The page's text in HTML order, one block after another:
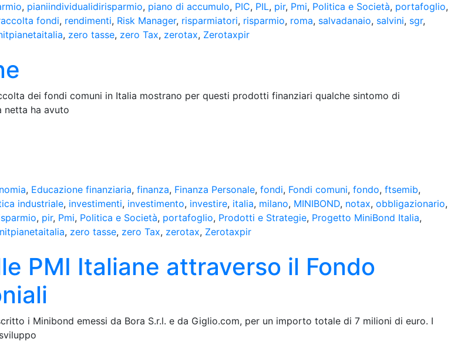
, pianiindividualidirisparmio, piano di accumulo, PIC, PIL, pir, Pmi, Politica e Società, portafoglio,
fondi, rendimenti, Risk Manager, risparmiatori, risparmio, roma, salvadanaio, salvini, sgr,
, zero tasse, zero Tax, zerotax, Zerotaxpir
dei fondi comuni in Italia mostrano per questi prodotti finanziari qualche sintomo di
netta ha avuto
, Educazione finanziaria, finanza, Finanza Personale, fondi, Fondi comuni, fondo, ftsemib,
industriale, investimenti, investimento, investire, italia, milano, MINIBOND, notax, obbligazionario,
, pir, Pmi, Politica e Società, portafoglio, Prodotti e Strategie, Progetto MiniBond Italia,
, zero tasse, zero Tax, zerotax, Zerotaxpir
PMI Italiane attraverso il Fondo
i Minibond emessi da Bora S.r.l. e da Giglio.com, per un importo totale di 7 milioni di euro. I